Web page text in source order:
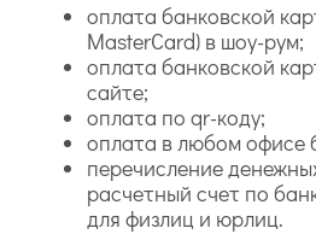
оплата банковской
MasterCard) в шоу-рум;
оплата банковской
сайте;
оплата по qr-коду;
оплата в любом офисе
перечисление
расчетный счет по
для физлиц и юрлиц.